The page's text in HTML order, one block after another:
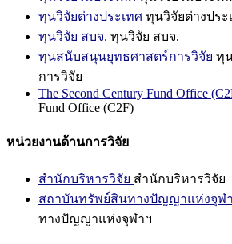
ทุนวิจัยต่างประเทศ ทุนวิจัยต่างประ
ทุนวิจัย สบจ. ทุนวิจัย สบจ.
ทุนสนับสนุนยุทธศาสตร์การวิจัย ทุ
การวิจัย
The Second Century Fund Office
Fund Office (C2F)
หน่วยงานด้านการวิจัย
สำนักบริหารวิจัย สำนักบริหารวิจัย
สถาบันทรัพย์สินทางปัญญาแห่งจุฬ
ทางปัญญาแห่งจุฬาฯ